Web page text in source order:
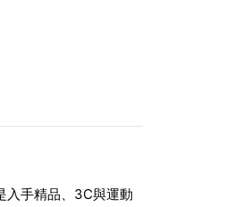
入手精品、3C與運動